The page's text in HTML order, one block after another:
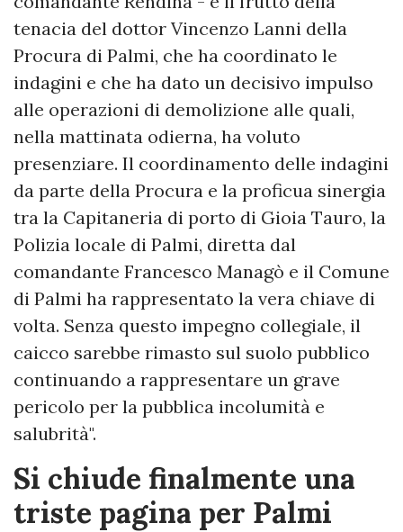
tenacia del dottor Vincenzo Lanni della
Procura di Palmi, che ha coordinato le
indagini e che ha dato un decisivo impulso
alle operazioni di demolizione alle quali,
nella mattinata odierna, ha voluto
presenziare. Il coordinamento delle indagini
da parte della Procura e la proficua sinergia
tra la Capitaneria di porto di Gioia Tauro, la
Polizia locale di Palmi, diretta dal
comandante Francesco Managò e il Comune
di Palmi ha rappresentato la vera chiave di
volta. Senza questo impegno collegiale, il
caicco sarebbe rimasto sul suolo pubblico
continuando a rappresentare un grave
pericolo per la pubblica incolumità e
salubrità".
Si chiude finalmente una
triste pagina per Palmi